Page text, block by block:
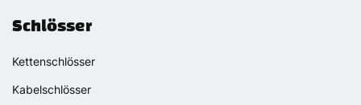
Schlösser
Kettenschlösser
Kabelschlösser